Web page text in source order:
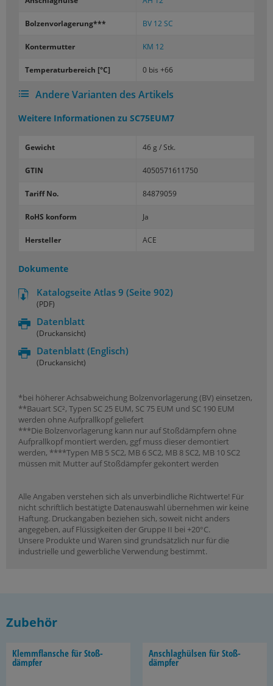
Bol­zen­vor­la­ge­rung*** BV 12 SC
Kon­ter­mut­ter KM 12
Tem­pe­ra­tur­be­reich [°C] 0 bis +66
Andere Varianten des Artikels
Weitere Informationen zu SC75EUM7
Gewicht 46 g / Stk.
GTIN 4050571611750
Tariff No. 84879059
RoHS konform Ja
Hersteller ACE
Dokumente
Katalogseite Atlas 9 (Seite 902)
(PDF)
Datenblatt
(Druckansicht)
Datenblatt (Englisch)
(Druckansicht)
*bei höherer Achsabweichung Bolzenvorlagerung (BV) einsetzen,
**Bauart SC², Typen SC 25 EUM, SC 75 EUM und SC 190 EUM
werden ohne Aufprallkopf geliefert
***Die Bolzenvorlagerung kann nur auf Stoßdämpfern ohne
Aufprallkopf montiert werden, ggf muss dieser demontiert
werden, ****Typen MB 5 SC2, MB 6 SC2, MB 8 SC2, MB 10 SC2
müssen mit Mutter auf Stoßdämpfer gekontert werden
Alle Angaben verstehen sich als unverbindliche Richtwerte! Für
nicht schriftlich bestätigte Datenauswahl übernehmen wir keine
Haftung. Druckangaben beziehen sich, soweit nicht anders
angegeben, auf Flüssigkeiten der Gruppe II bei +20°C.
Unsere Produkte und Waren sind grundsätzlich nur für die
industrielle und gewerbliche Verwendung bestimmt.
Zubehör
Klemm­flan­sche für Stoß­
dämp­fer
An­schlag­hül­sen für Stoß­
dämp­fer